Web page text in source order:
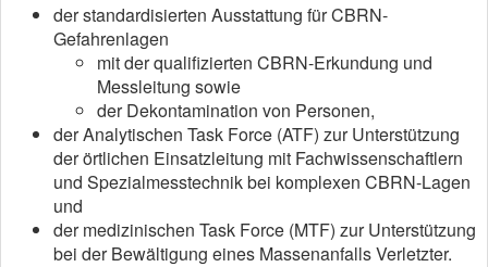
der standardisierten Ausstattung für CBRN-
Gefahrenlagen
mit der qualifizierten CBRN-Erkundung und
Messleitung sowie
der Dekontamination von Personen,
der Analytischen Task Force (ATF) zur Unterstützung
der örtlichen Einsatzleitung mit Fachwissenschaftlern
und Spezialmesstechnik bei komplexen CBRN-Lagen
und
der medizinischen Task Force (MTF) zur Unterstützung
bei der Bewältigung eines Massenanfalls Verletzter.